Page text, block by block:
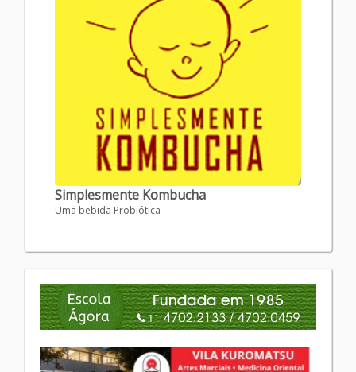
Simplesmente Kombucha
Uma bebida Probiótica